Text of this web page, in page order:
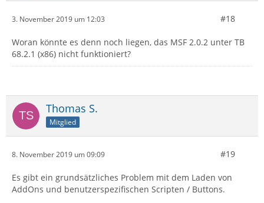
3. November 2019 um 12:03 #18
Woran könnte es denn noch liegen, das MSF 2.0.2 unter TB
68.2.1 (x86) nicht funktioniert?
Thomas S.
Mitglied
8. November 2019 um 09:09 #19
Es gibt ein grundsätzliches Problem mit dem Laden von
AddOns und benutzerspezifischen Scripten / Buttons.